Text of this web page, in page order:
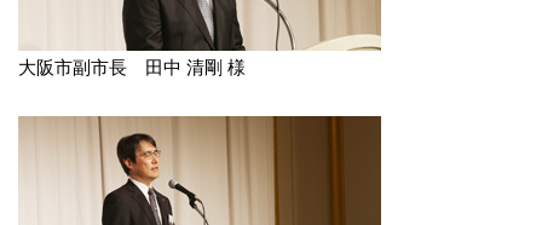
大阪市副市長 田中 清剛 様